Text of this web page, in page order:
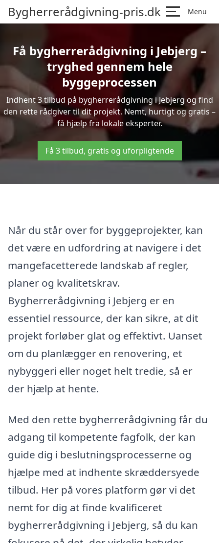
Bygherrerådgivning-pris.dk Menu
Få bygherrerådgivning i Jebjerg –
tryghed gennem hele
byggeprocessen
Indhent 3 tilbud på bygherrerådgivning i Jebjerg og find
den rette rådgiver til dit projekt. Nemt, hurtigt og gratis –
få hjælp fra lokale eksperter.
Få 3 tilbud, gratis og uforpligtende
Når du står over for byggeprojekter, kan
det være en udfordring at navigere i det
mangefacetterede landskab af regler,
planer og kvalitetskrav.
Bygherrerådgivning i Jebjerg er en
essentiel ressource, der kan sikre, at dit
projekt forløber glat og effektivt. Uanset
om du planlægger en renovering, et
nybyggeri eller noget helt tredie, så er
der hjælp at hente.
Med den rette bygherrerådgivning får du
adgang til kompetente fagfolk, der kan
guide dig i beslutningsprocesserne og
hjælpe med at indhente skræddersyede
tilbud. Her på vores platform gør vi det
nemt for dig at finde kvalificeret
bygherrerådgivning i Jebjerg, så du kan